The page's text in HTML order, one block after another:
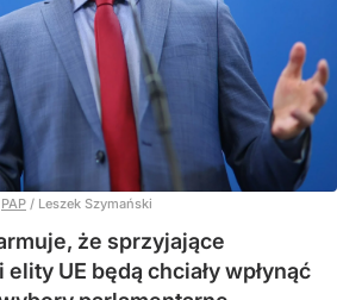
PAP / Leszek Szymański
że sprzyjające
UE będą chciały wpłynąć